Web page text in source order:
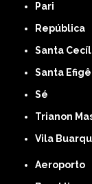
Pari
República
Santa
Santa
Sé
Trianon
Vila
Aeroporto